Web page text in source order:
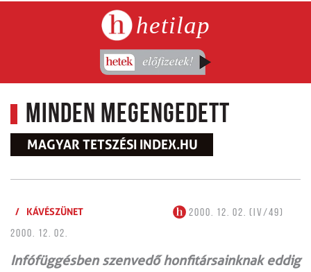
hetilap
Minden megengedett
MAGYAR TETSZÉSI INDEX.HU
/ KÁVÉSZÜNET
2000. 12. 02. (IV/49)
2000. 12. 02.
Infófüggésben szenvedő honfitársainknak eddig